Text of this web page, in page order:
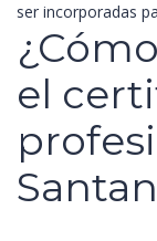
ser incorporadas
el